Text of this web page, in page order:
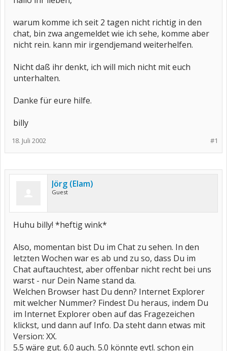
warum komme ich seit 2 tagen nicht richtig in den
chat, bin zwa angemeldet wie ich sehe, komme aber
nicht rein. kann mir irgendjemand weiterhelfen.
Nicht daß ihr denkt, ich will mich nicht mit euch
unterhalten.
Danke für eure hilfe.
billy
#1
18. Juli 2002
Jörg (Elam)
Guest
Huhu billy! *heftig wink*
Also, momentan bist Du im Chat zu sehen. In den
letzten Wochen war es ab und zu so, dass Du im
Chat auftauchtest, aber offenbar nicht recht bei uns
warst - nur Dein Name stand da.
Welchen Browser hast Du denn? Internet Explorer
mit welcher Nummer? Findest Du heraus, indem Du
im Internet Explorer oben auf das Fragezeichen
klickst, und dann auf Info. Da steht dann etwas mit
Version: XX.
5.5 wäre gut. 6.0 auch. 5.0 könnte evtl. schon ein